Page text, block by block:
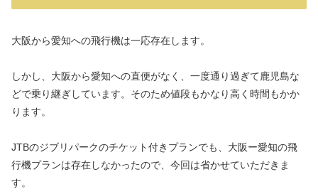
大阪から愛知への飛行機は一応存在します。
しかし、大阪から愛知への直便がなく、一度通り過ぎて鹿児島な
どで乗り継ぎしています。そのため値段もかなり高く時間もかか
ります。
JTBのジブリパークのチケット付きプランでも、大阪ー愛知の飛
行機プランは存在しなかったので、今回は省かせていただきま
す。